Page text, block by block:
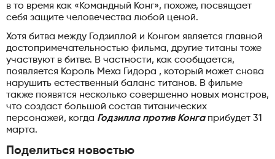
в то время как «Командный Конг», похоже, посвящает
себя защите человечества любой ценой.
Хотя битва между Годзиллой и Конгом является главной
достопримечательностью фильма, другие титаны тоже
участвуют в битве. В частности, как сообщается,
появляется Король Меха Гидора , который может снова
нарушить естественный баланс титанов. В фильме
также появятся несколько совершенно новых монстров,
что создаст большой состав титанических
персонажей, когда Годзилла против Конгаприбудет 31
марта.
Поделиться новостью